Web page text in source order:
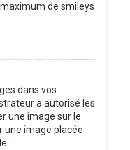
de smileys
dans vos
a autorisé les
une image sur le
une image placée
: